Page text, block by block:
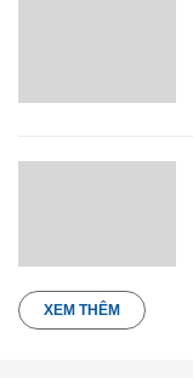
XEM THÊM